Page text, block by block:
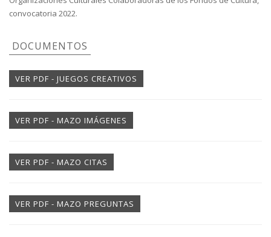
convocatoria 2022.
DOCUMENTOS
VER PDF - JUEGOS CREATIVOS
VER PDF - MAZO IMÁGENES
VER PDF - MAZO CITAS
VER PDF - MAZO PREGUNTAS